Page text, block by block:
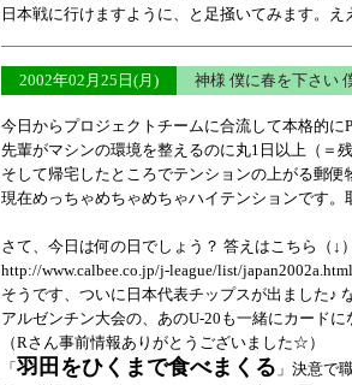
日本戦に行けますように、と足掻いてみます。
2002年02月25日(月) 神様 僕に春を下さい
今日からプロジェクトチームに合流して本格的
先輩がマシンの環境を整えるのに丸1日以上（＝
そして帰宅したところでテンションの上がる郵
現在めっちゃめちゃめちゃハイテンションです。
さて、今日は何の日でしょう？ 答えはこちら（↓
http://www.calbee.co.jp/j-league/list/japan2002a.html
そうです、ついに日本代表チップスが出ました♪
アルゼンチン大会の、あのU-20も一緒にカード
（Rさん事前情報ありがとうございました☆）
「 羽田をひくまで食べまくる 」決意で